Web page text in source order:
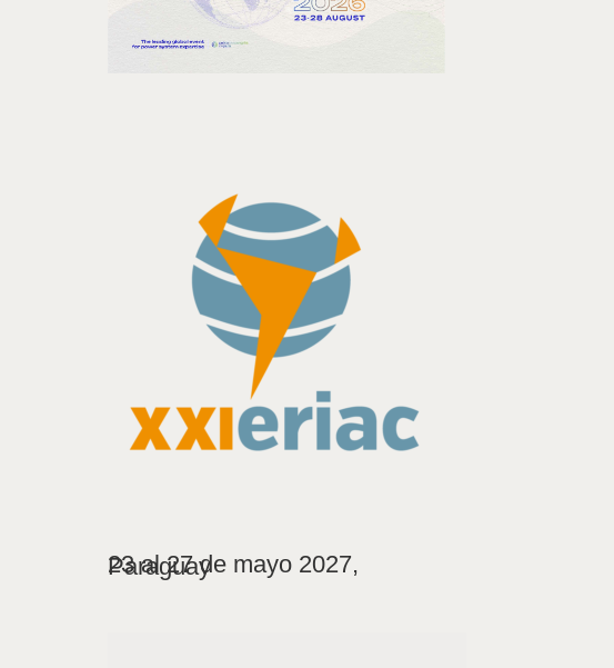
23 al 27 de mayo 2027, Paraguay